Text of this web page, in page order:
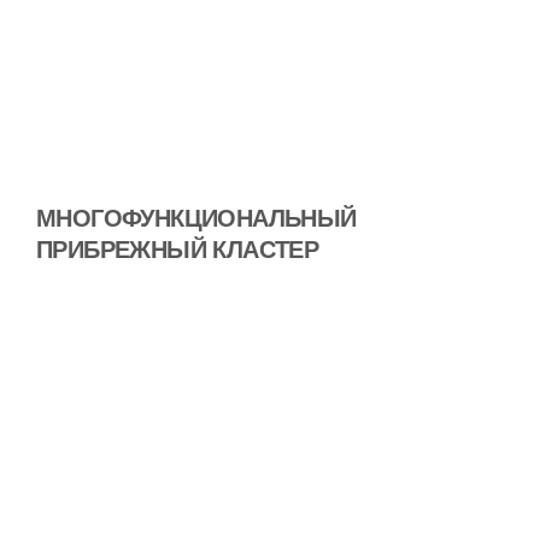
МНОГОФУНКЦИОНАЛЬНЫЙ
ПРИБРЕЖНЫЙ КЛАСТЕР